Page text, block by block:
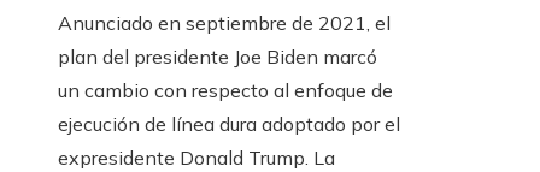
Anunciado en septiembre de 2021, el
plan del presidente Joe Biden marcó
un cambio con respecto al enfoque de
ejecución de línea dura adoptado por el
expresidente Donald Trump. La